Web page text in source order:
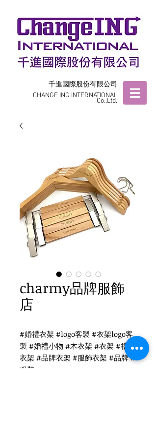
千進國際股份有限公司
CHANGE ING INTERNATIONAL
Co.,Ltd.
charmy品牌服飾
店
#婚禮衣架 #logo客製 #衣架logo客
製 #婚禮小物 #木衣架 #衣架 #禮品
衣架 #品牌衣架 #服飾衣架 #品牌 #
服裝